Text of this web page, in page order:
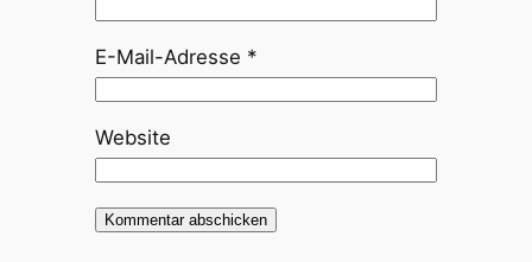
E-Mail-Adresse *
Website